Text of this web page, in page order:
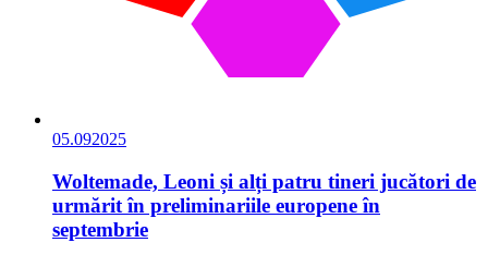
05.092025
Woltemade, Leoni și alți patru tineri jucători de
urmărit în preliminariile europene în
septembrie